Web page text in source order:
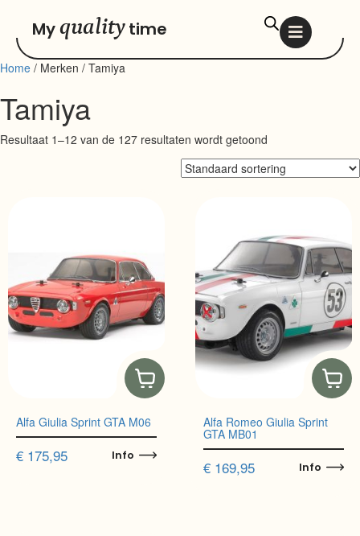
Myquality time
Home / Merken / Tamiya
Tamiya
Resultaat 1–12 van de 127 resultaten wordt getoond
Alfa Giulia Sprint GTA M06
€ 175,95 Info
Alfa Romeo Giulia Sprint
GTA MB01
€169,95 Info